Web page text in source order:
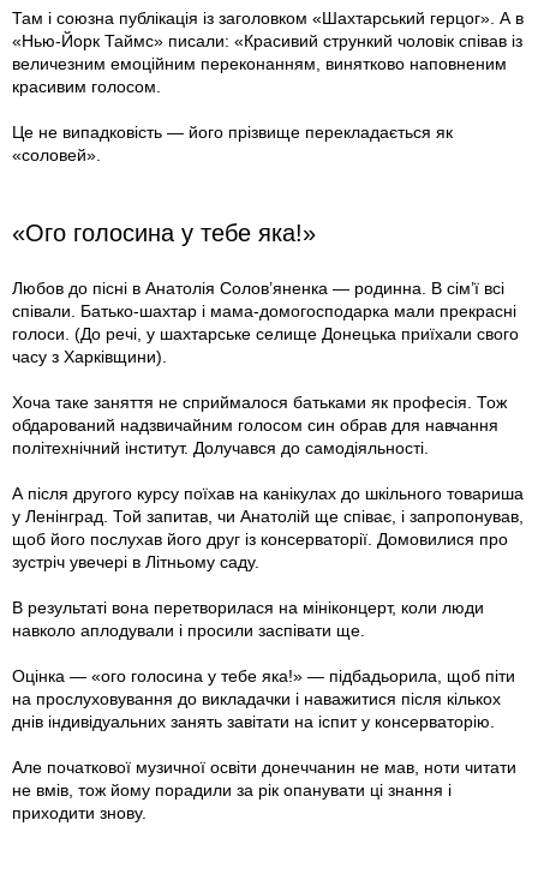
Там і союзна публікація із заголовком «Шахтарський герцог». А в
«Нью-Йорк Таймс» писали: «Красивий стрункий чоловік співав із
величезним емоційним переконанням, винятково наповненим
красивим голосом.
Це не випадковість — його прізвище перекладається як
«соловей».
«Ого голосина у тебе яка!»
Любов до пісні в Анатолія Солов’яненка — родинна. В сім’ї всі
співали. Батько-шахтар і мама-домогосподарка мали прекрасні
голоси. (До речі, у шахтарське селище Донецька приїхали свого
часу з Харківщини).
Хоча таке заняття не сприймалося батьками як професія. Тож
обдарований надзвичайним голосом син обрав для навчання
політехнічний інститут. Долучався до самодіяльності.
А після другого курсу поїхав на канікулах до шкільного товариша
у Ленінград. Той запитав, чи Анатолій ще співає, і запропонував,
щоб його послухав його друг із консерваторії. Домовилися про
зустріч увечері в Літньому саду.
В результаті вона перетворилася на мініконцерт, коли люди
навколо аплодували і просили заспівати ще.
Оцінка — «ого голосина у тебе яка!» — підбадьорила, щоб піти
на прослуховування до викладачки і наважитися після кількох
днів індивідуальних занять завітати на іспит у консерваторію.
Але початкової музичної освіти донеччанин не мав, ноти читати
не вмів, тож йому порадили за рік опанувати ці знання і
приходити знову.